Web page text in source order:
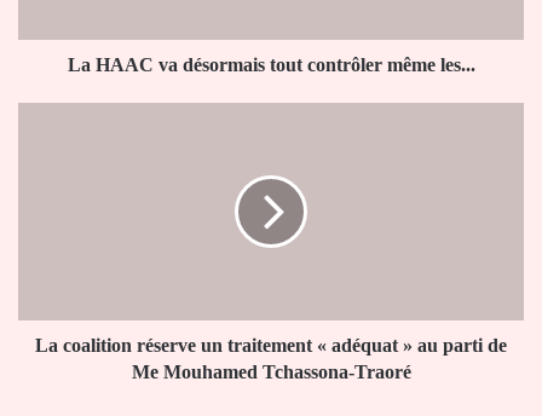
La HAAC va désormais tout contrôler même les...
au
partiLa coalition réserve un traitement « adéquat » au parti de
Me Mouhamed Tchassona-Traoré